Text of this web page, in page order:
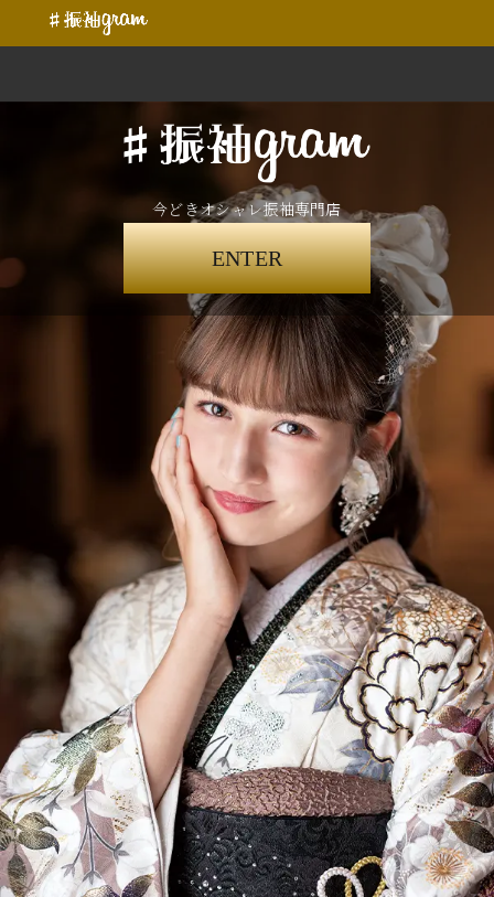
今どきオシャレ振袖専門店
ENTER